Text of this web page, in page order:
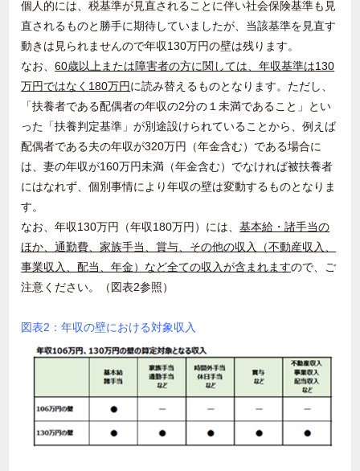
個人的には、税基準が見直されることに伴い社会保険基準も見
直されるものと勝手に期待していましたが、当該基準を見直す
動きは見られませんので年収130万円の壁は残ります。
なお、60歳以上または障害者の方に関しては、年収基準は130
万円ではなく 180万円に読み替えるものとなります。ただし、
「扶養者である配偶者の年収の2分の１未満であること」とい
った「扶養判定基準」が別途設けられていることから、例えば
配偶者である夫の年収が320万円（年金含む）である場合に
は、妻の年収が160万円未満（年金含む）でなければ被扶養者
にはなれず、個別事情により年収の壁は変動するものとなりま
す。
なお、年収130万円（年収180万円）には、基本給・諸手当の
ほか、通勤費、家族手当、賞与、その他の収入（不動産収入、
事業収入、配当、年金）など全ての収入が含まれますので、ご
注意ください。（図表2参照）
図表2：年収の壁における対象収入